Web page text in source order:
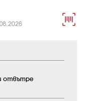
отвътре